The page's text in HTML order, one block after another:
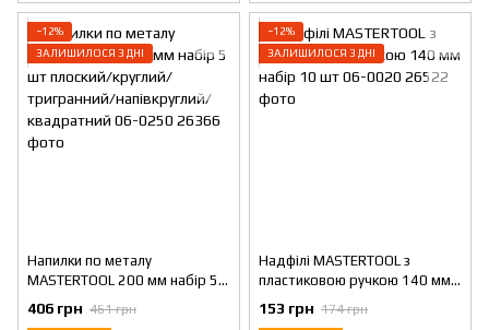
−12%
ЗАЛИШИЛОСЯ 3 ДНІ
Напилки по металу
MASTERTOOL 200 мм набір 5
шт плоский/круглий/
тригранний/напівкруглий/
406 грн 461 грн
−12%
ЗАЛИШИЛОСЯ 3 ДНІ
Надфілі MASTERTOOL з
пластиковою ручкою 140 мм
набір 10 шт 06-0020
153 грн 174 грн